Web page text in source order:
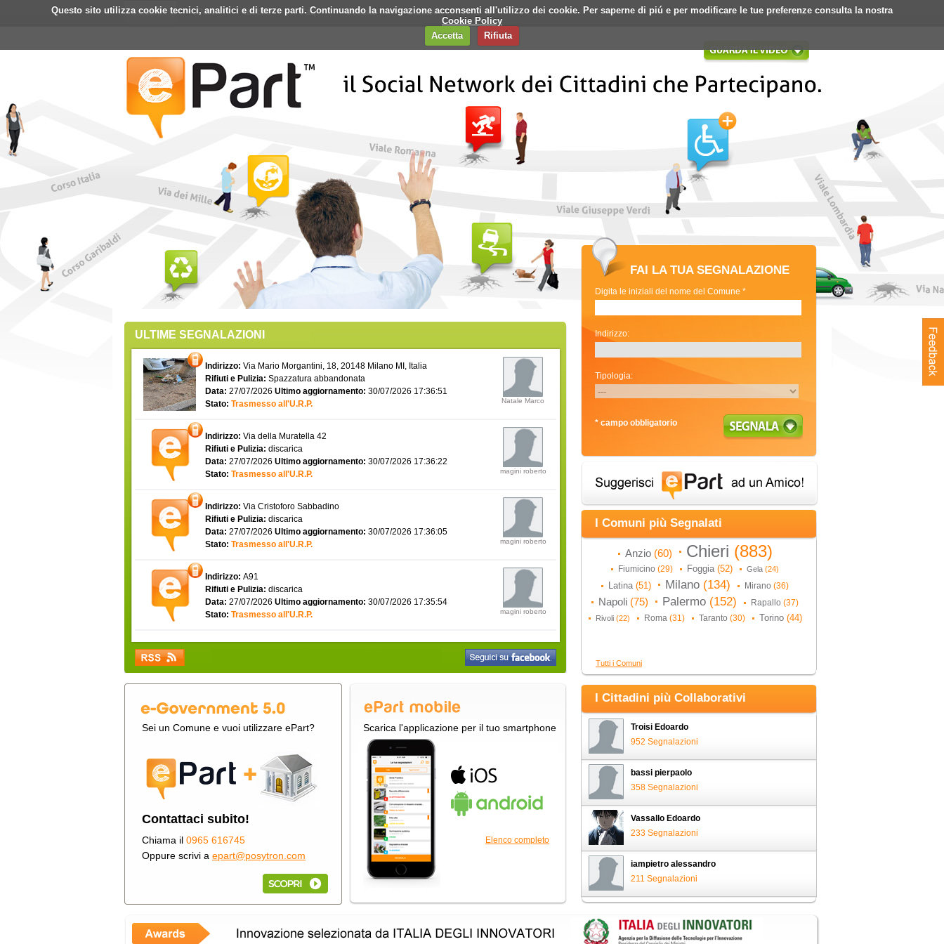
Questo sito utilizza cookie tecnici, analitici e di terze parti. Continuando la navigazione acconsenti all'utilizzo dei cookie. Per saperne di piú e per modificare le tue preferenze consulta la nostra
Cookie Policy
Accetta
Rifiuta
Home ePart Mobile Faq Contatti Banner Login Registrati
ULTIME SEGNALAZIONI
Indirizzo: Via Mario Morgantini, 18, 20148 Milano MI, Italia
Rifiuti e Pulizia: Spazzatura abbandonata
Data: 27/07/2026 Ultimo aggiornamento: 30/07/2026 17:36:51
Stato: Trasmesso all'U.R.P. Natale Marco
Indirizzo: Via della Muratella 42
Rifiuti e Pulizia: discarica
Data: 27/07/2026 Ultimo aggiornamento: 30/07/2026 17:36:22
Stato: Trasmesso all'U.R.P. magini roberto
Indirizzo: Via Cristoforo Sabbadino
Rifiuti e Pulizia: discarica
Data: 27/07/2026 Ultimo aggiornamento: 30/07/2026 17:36:05
Stato: Trasmesso all'U.R.P. magini roberto
Indirizzo: A91
Rifiuti e Pulizia: discarica
Data: 27/07/2026 Ultimo aggiornamento: 30/07/2026 17:35:54
Stato: Trasmesso all'U.R.P. magini roberto
Sei un Comune e vuoi utilizzare ePart?
Contattaci subito!
Chiama il 0965 616745
Oppure scrivi a epart@posytron.com
Scarica l'applicazione per il tuo smartphone
Elenco completo
FAI LA TUA SEGNALAZIONE
Digita le iniziali del nome del Comune *
Indirizzo:
Tipologia:
* campo obbligatorio
I Comuni più Segnalati
Anzio (60) Chieri (883)
Fiumicino (29) Foggia (52) Gela (24)
Latina (51) Milano (134) Mirano (36)
Napoli (75) Palermo (152) Rapallo (37)
Rivoli (22) Roma (31) Taranto (30) Torino (44)
Tutti i Comuni
I Cittadini più Collaborativi
Troisi Edoardo
952 Segnalazioni
bassi pierpaolo
358 Segnalazioni
Vassallo Edoardo
233 Segnalazioni
iampietro alessandro
211 Segnalazioni